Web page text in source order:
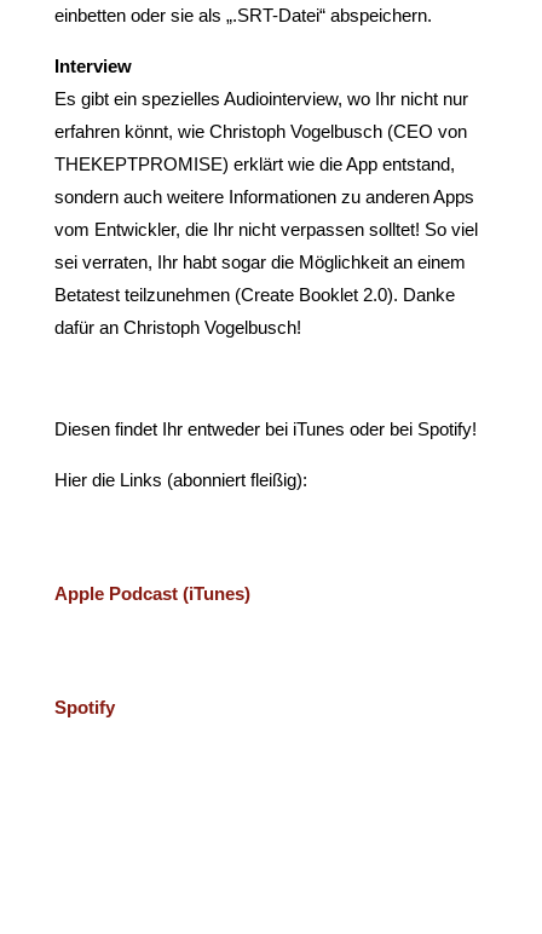
einbetten oder sie als „.SRT-Datei“ abspeichern.
Interview
Es gibt ein spezielles Audiointerview, wo Ihr nicht nur
erfahren könnt, wie Christoph Vogelbusch (CEO von
THEKEPTPROMISE) erklärt wie die App entstand,
sondern auch weitere Informationen zu anderen Apps
vom Entwickler, die Ihr nicht verpassen solltet! So viel
sei verraten, Ihr habt sogar die Möglichkeit an einem
Betatest teilzunehmen (Create Booklet 2.0). Danke
dafür an Christoph Vogelbusch!
Diesen findet Ihr entweder bei iTunes oder bei Spotify!
Hier die Links (abonniert fleißig):
Apple Podcast (iTunes)
Spotify